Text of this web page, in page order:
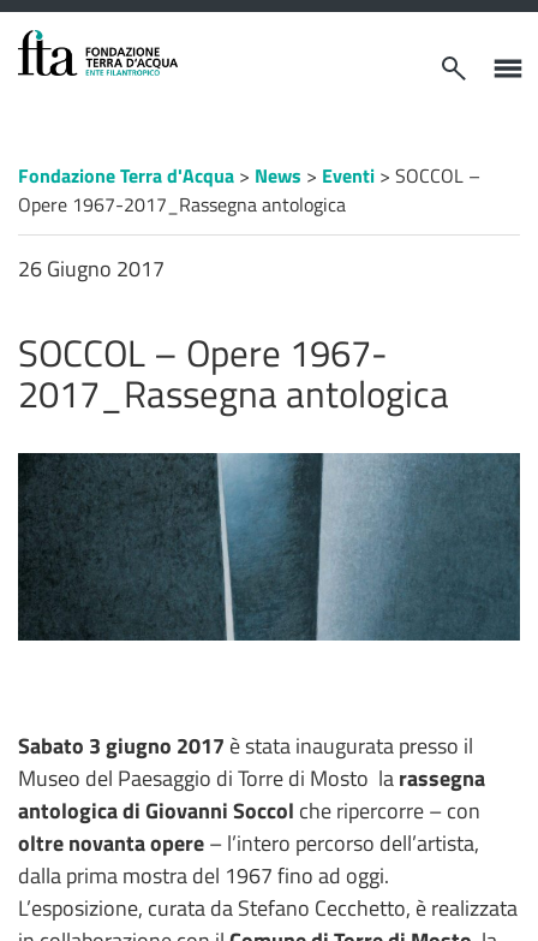
VAI AL CONTENUTO PRINCIPALE
Apri/
Apri/chiudi
Percorso
a
"briciole
pane"
Fondazione Terra d'Acqua > News > Eventi > SOCCOL –
Opere 1967-2017_Rassegna antologica
26 Giugno 2017
SOCCOL – Opere 1967-
2017_Rassegna antologica
Sabato 3 giugno 2017 è stata inaugurata presso il
Museo del Paesaggio di Torre di Mosto larassegna
antologica di Giovanni Soccol che ripercorre – con
oltre novanta opere– l’intero percorso dell’artista,
dalla prima mostra del 1967 fino ad oggi.
L’esposizione, curata da Stefano Cecchetto, è realizzata